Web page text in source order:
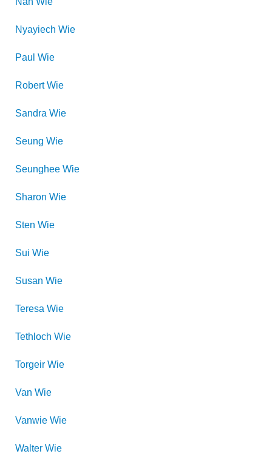
Nyayiech Wie
Paul Wie
Robert Wie
Sandra Wie
Seung Wie
Seunghee Wie
Sharon Wie
Sten Wie
Sui Wie
Susan Wie
Teresa Wie
Tethloch Wie
Torgeir Wie
Van Wie
Vanwie Wie
Walter Wie